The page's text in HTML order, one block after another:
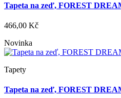
Tapeta na zeď, FOREST
466,00 Kč
Novinka
Tapety
Tapeta na zeď, FOREST